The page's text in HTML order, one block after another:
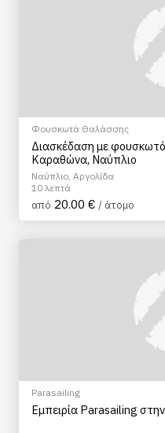
Φουσκωτά Θαλάσσης
Διασκέδαση με
Καραθώνα, Ναύπλιο
Ναύπλιο, Αργολίδα
10 λεπτά
από 20.00 € / άτομο
Parasailing
Εμπειρία Parasailing